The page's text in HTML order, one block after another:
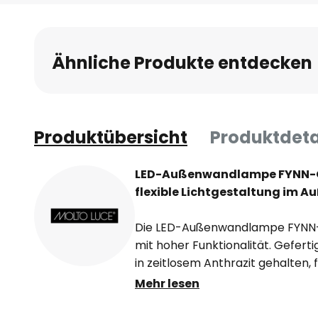
Bildgalerie
springen
Ähnliche Produkte entdecken
Produktübersicht
LED-Außenwandlampe
flexible Lichtgestaltung im
Die LED-Außenwandlampe
mit hoher Funktionalität.
in zeitlosem Anthrazit gehalten,
unterschiedlichste
Mehr lesen